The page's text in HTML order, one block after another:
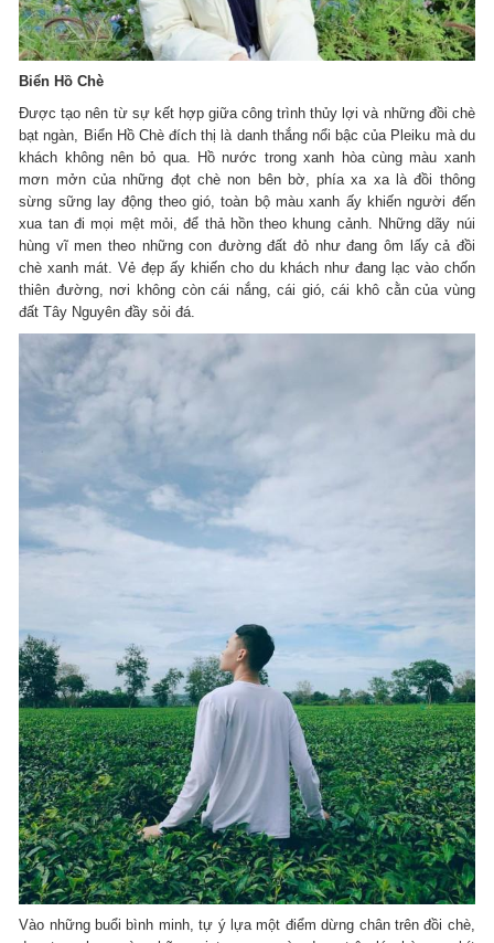
Biển Hồ Chè
Được tạo nên từ sự kết hợp giữa công trình thủy lợi và những đồi chè
bạt ngàn, Biển Hồ Chè đích thị là danh thắng nổi bậc của Pleiku mà du
khách không nên bỏ qua. Hồ nước trong xanh hòa cùng màu xanh
mơn mởn của những đọt chè non bên bờ, phía xa xa là đồi thông
sừng sững lay động theo gió, toàn bộ màu xanh ấy khiến người đến
xua tan đi mọi mệt mỏi, để thả hồn theo khung cảnh. Những dãy núi
hùng vĩ men theo những con đường đất đỏ như đang ôm lấy cả đồi
chè xanh mát. Vẻ đẹp ấy khiến cho du khách như đang lạc vào chốn
thiên đường, nơi không còn cái nắng, cái gió, cái khô cằn của vùng
đất Tây Nguyên đầy sỏi đá.
Vào những buổi bình minh, tự ý lựa một điểm dừng chân trên đồi chè,